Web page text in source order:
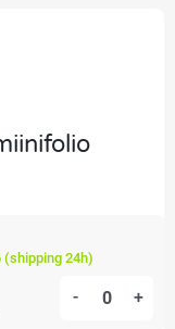
(shipping 24h)
- +